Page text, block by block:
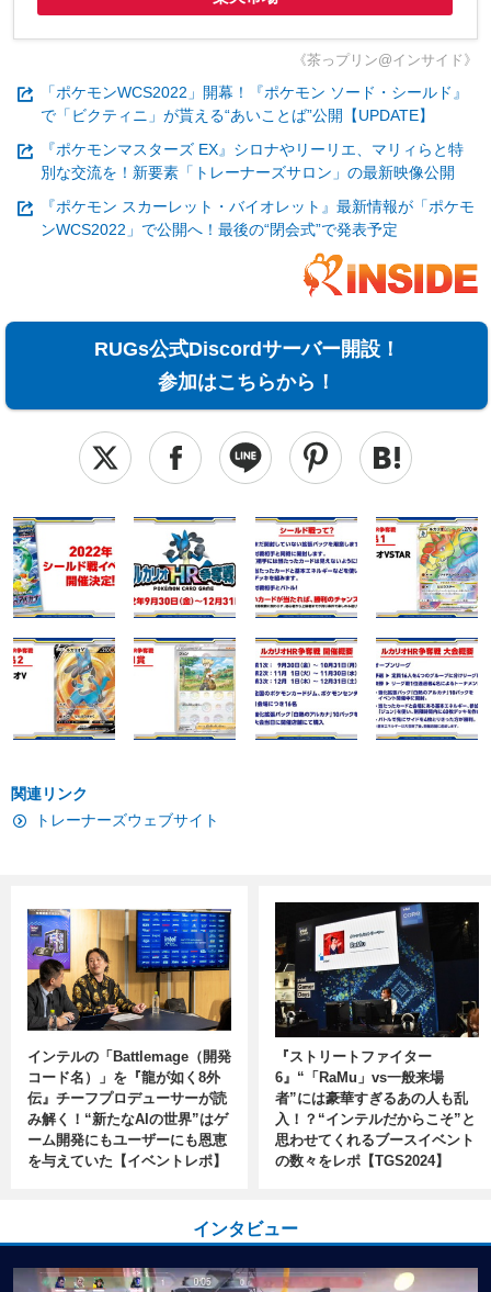
《茶っプリン@インサイド》
「ポケモンWCS2022」開幕！『ポケモン ソード・シールド』
で「ビクティニ」が貰える“あいことば”公開【UPDATE】
『ポケモンマスターズ EX』シロナやリーリエ、マリィらと特
別な交流を！新要素「トレーナーズサロン」の最新映像公開
『ポケモン スカーレット・バイオレット』最新情報が「ポケモ
ンWCS2022」で公開へ！最後の“閉会式”で発表予定
RUGs公式Discordサーバー開設！
参加はこちらから！
関連リンク
トレーナーズウェブサイト
インテルの「Battlemage（開発
コード名）」を『龍が如く8外
伝』チーフプロデューサーが読
み解く！“新たなAIの世界”はゲ
ーム開発にもユーザーにも恩恵
を与えていた【イベントレポ】
『ストリートファイター
6』“「RaMu」vs一般来場
者”には豪華すぎるあの人も乱
入！？“インテルだからこそ”と
思わせてくれるブースイベント
の数々をレポ【TGS2024】
インタビュー